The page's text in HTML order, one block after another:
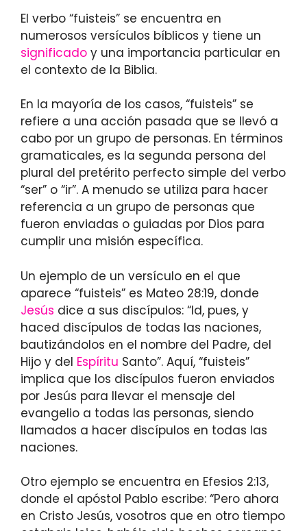
El verbo “fuisteis” se encuentra en
numerosos versículos bíblicos y tiene un
significado y una importancia particular en
el contexto de la Biblia.
En la mayoría de los casos, “fuisteis” se
refiere a una acción pasada que se llevó a
cabo por un grupo de personas. En términos
gramaticales, es la segunda persona del
plural del pretérito perfecto simple del verbo
“ser” o “ir”. A menudo se utiliza para hacer
referencia a un grupo de personas que
fueron enviadas o guiadas por Dios para
cumplir una misión específica.
Un ejemplo de un versículo en el que
aparece “fuisteis” es Mateo 28:19, donde
Jesús dice a sus discípulos: “Id, pues, y
haced discípulos de todas las naciones,
bautizándolos en el nombre del Padre, del
Hijo y del Espíritu Santo”. Aquí, “fuisteis”
implica que los discípulos fueron enviados
por Jesús para llevar el mensaje del
evangelio a todas las personas, siendo
llamados a hacer discípulos en todas las
naciones.
Otro ejemplo se encuentra en Efesios 2:13,
donde el apóstol Pablo escribe: “Pero ahora
en Cristo Jesús, vosotros que en otro tiempo